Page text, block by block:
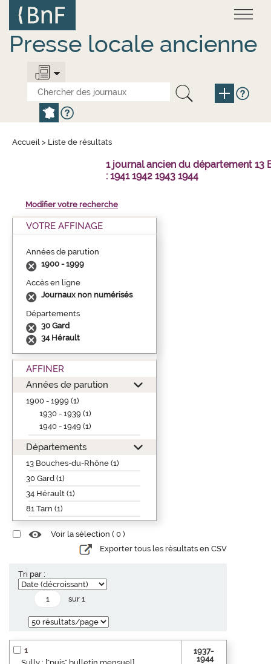
contenu
principal
Presse locale ancienne
Accueil > Liste de résultats
1 journal ancien du département
: 1941 1942 1943 1944
Modifier votre recherche
VOTRE AFFINAGE
Années de parution
1900 - 1999
Accès en ligne
Journaux non numérisés
Départements
30 Gard
34 Hérault
AFFINER
Années de parution
1900 - 1999 (1)
1930 - 1939 (1)
1940 - 1949 (1)
Départements
13 Bouches-du-Rhône (1)
30 Gard (1)
34 Hérault (1)
81 Tarn (1)
Voir la sélection ( 0 )
Exporter tous les résultats en CSV
Tri par :
sur 1
1
1937-
1944
Panneau de gestion des cookies